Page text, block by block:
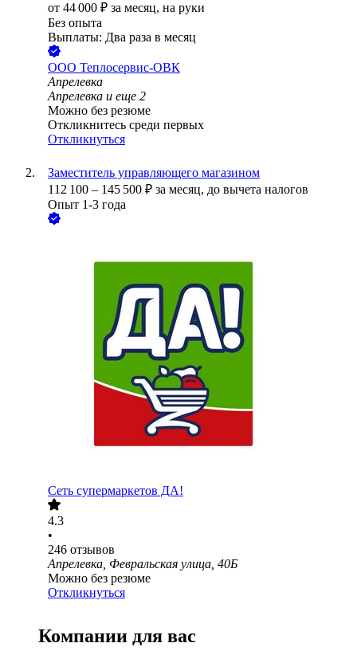
от 44 000 ₽ за месяц, на руки
Без опыта
Выплаты: Два раза в месяц
ООО Теплосервис-ОВК
Апрелевка
Апрелевка и еще 2
Можно без резюме
Откликнитесь среди первых
Откликнуться
Заместитель управляющего магазином
112 100 – 145 500 ₽ за месяц, до вычета налогов
Опыт 1-3 года
Сеть супермаркетов ДА!
4.3
•
246 отзывов
Апрелевка, Февральская улица, 40Б
Можно без резюме
Откликнуться
Компании для вас